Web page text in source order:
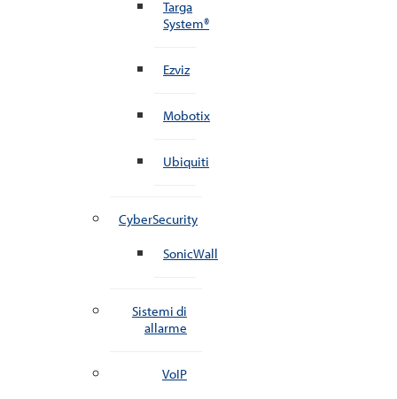
Targa
System®
Ezviz
Mobotix
Ubiquiti
CyberSecurity
SonicWall
Sistemi di
allarme
VoIP